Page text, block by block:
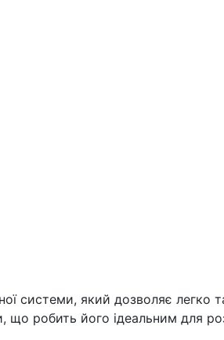
системи, який дозволяє легко
що робить його ідеальним для